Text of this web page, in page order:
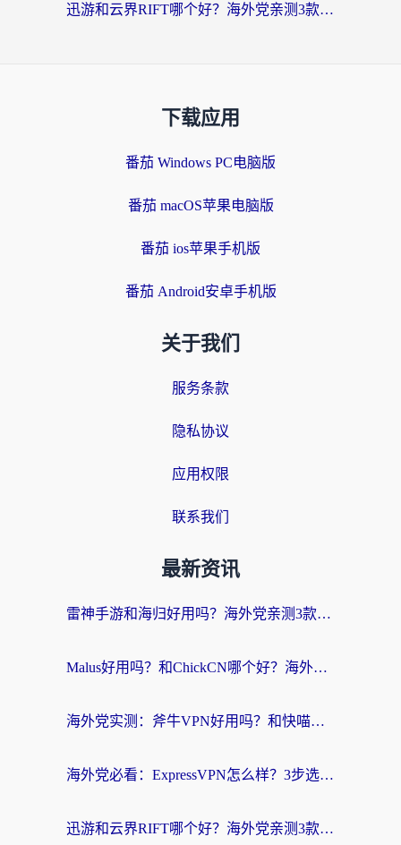
迅游和云界RIFT哪个好？海外党亲测3款回国加速器，教你无缝刷国内剧玩游戏
下载应用
番茄 Windows PC电脑版
番茄 macOS苹果电脑版
番茄 ios苹果手机版
番茄 Android安卓手机版
关于我们
服务条款
隐私协议
应用权限
联系我们
最新资讯
雷神手游和海归好用吗？海外党亲测3款热门回国加速器+番茄加速器深度体验
Malus好用吗？和ChickCN哪个好？海外党亲测：选对回国加速器，追剧游戏不卡顿
海外党实测：斧牛VPN好用吗？和快喵VPN对比哪个回国效果更好？附3款热门加速器深度分析
海外党必看：ExpressVPN怎么样？3步选对回国加速器，无缝刷国内剧玩手游
迅游和云界RIFT哪个好？海外党亲测3款回国加速器，教你无缝刷国内剧玩游戏